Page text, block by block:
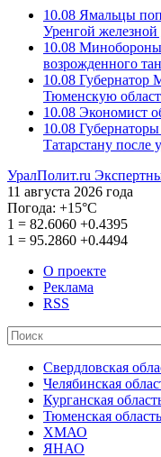
10.08 Ямальцы
Уренгой железной
10.08 Минобороны
возрожденного
10.08 Губернатор
Тюменскую
10.08 Экономист
10.08
Татарстану после
УралПолит.ru
11 августа 2026 года
Погода: +15°С
1 = 82.6060 +0.4395
1 = 95.2860 +0.4494
О проекте
Реклама
RSS
Свердловская
Челябинская
Курганская
Тюменская область
ХМАО
ЯНАО